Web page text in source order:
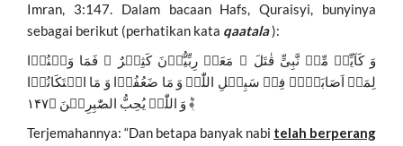
Imran, 3:147. Dalam bacaan Hafs, Quraisyi, bunyinya
sebagai berikut (perhatikan kata qaatala):
وَ کَاَیِّنۡ مِّنۡ نَّبِیٍّ قٰتَلَ ۙ مَعَہٗ رِبِّیُّوۡنَ کَثِیۡرٌ ۚ فَمَا وَہَنُوۡا
لِمَاۤ اَصَابَہُمۡ فِیۡ سَبِیۡلِ اللّٰہِ وَ مَا ضَعُفُوۡا وَ مَا اسۡتَکَانُوۡا
ؕ وَ اللّٰہُ یُحِبُّ الصّٰبِرِیۡنَ ﴿۱۴۷﴾
Terjemahannya: “Dan betapa banyak nabi telah berperang